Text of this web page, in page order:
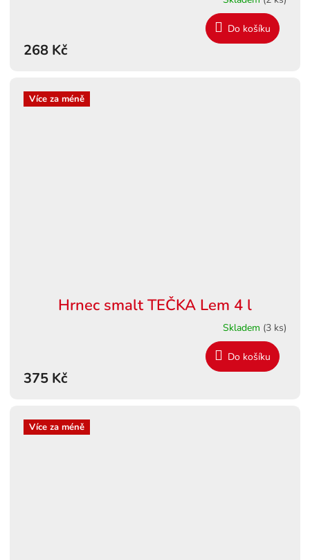
268 Kč
Do košíku
Více za méně
Hrnec smalt TEČKA Lem 4 l
Skladem (3 ks)
375 Kč
Do košíku
Více za méně